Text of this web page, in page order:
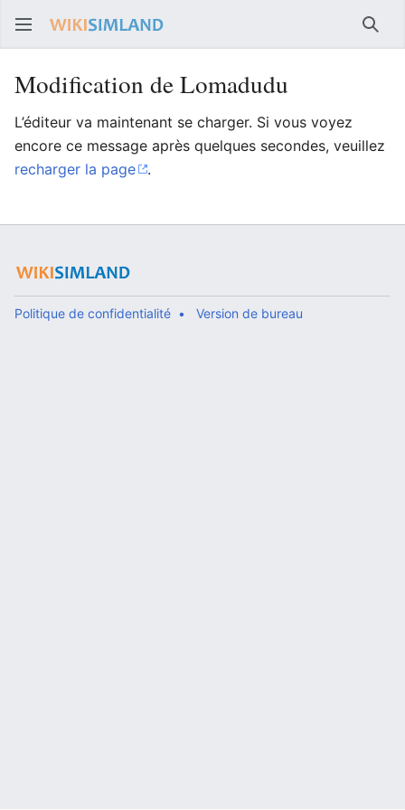
Modification de Lomadudu
L’éditeur va maintenant se charger. Si vous voyez
encore ce message après quelques secondes, veuillez
recharger la page
.
Politique de confidentialité Version de bureau